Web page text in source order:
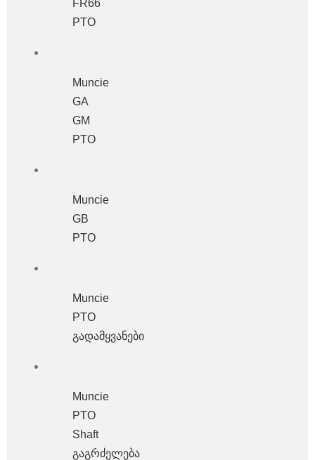
FR66
PTO
Muncie
GA
GM
PTO
Muncie
GB
PTO
Muncie
PTO
გადამყვანები
Muncie
PTO
Shaft
გაგრძელება